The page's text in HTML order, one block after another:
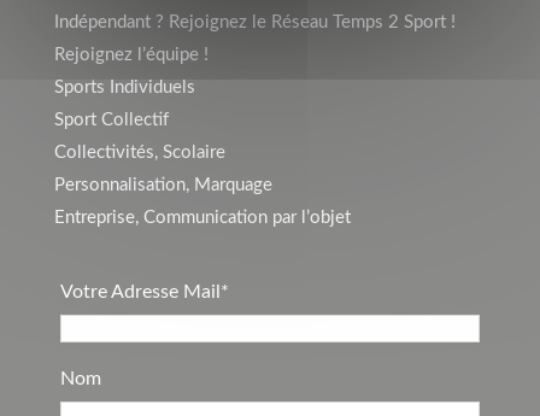
Indépendant ? Rejoignez le Réseau Temps 2 Sport !
Rejoignez l’équipe !
Sports Individuels
Sport Collectif
Collectivités, Scolaire
Personnalisation, Marquage
Entreprise, Communication par l’objet
Votre Adresse Mail*
Nom